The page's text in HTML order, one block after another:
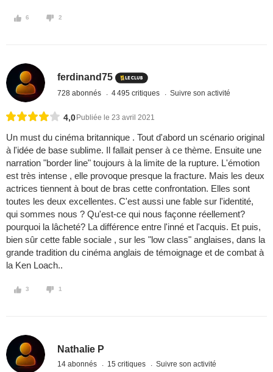
6 2
ferdinand75
728 abonnés 4 495 critiques Suivre son activité
4,0 Publiée le 23 avril 2021
Un must du cinéma britannique . Tout d'abord un scénario original
à l'idée de base sublime. Il fallait penser à ce thème. Ensuite une
narration "border line" toujours à la limite de la rupture. L'émotion
est très intense , elle provoque presque la fracture. Mais les deux
actrices tiennent à bout de bras cette confrontation. Elles sont
toutes les deux excellentes. C'est aussi une fable sur l'identité,
qui sommes nous ? Qu'est-ce qui nous façonne réellement?
pourquoi la lâcheté? La différence entre l'inné et l'acquis. Et puis,
bien sûr cette fable sociale , sur les "low class" anglaises, dans la
grande tradition du cinéma anglais de témoignage et de combat à
la Ken Loach..
3 1
Nathalie P
14 abonnés 15 critiques Suivre son activité